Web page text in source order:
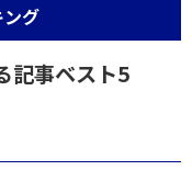
グ
記事ベスト5